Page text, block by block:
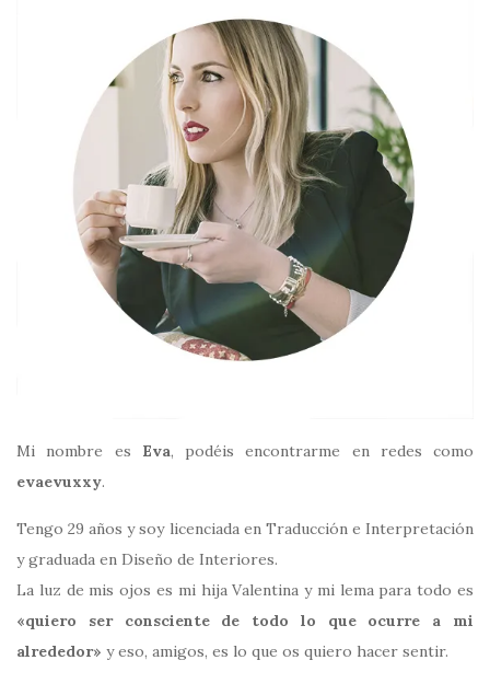
Mi nombre es Eva, podéis encontrarme en redes como
evaevuxxy.
Tengo 29 años y soy licenciada en Traducción e Interpretación
y graduada en Diseño de Interiores.
La luz de mis ojos es mi hija Valentina y mi lema para todo es
«quiero ser consciente de todo lo que ocurre a mi
alrededor» y eso, amigos, es lo que os quiero hacer sentir.